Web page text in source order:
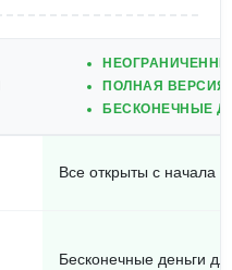
ПОЛНАЯ ВЕРСИЯ
БЕСКОНЕЧНЫЕ
Все открыты с начала
Бесконечные деньги